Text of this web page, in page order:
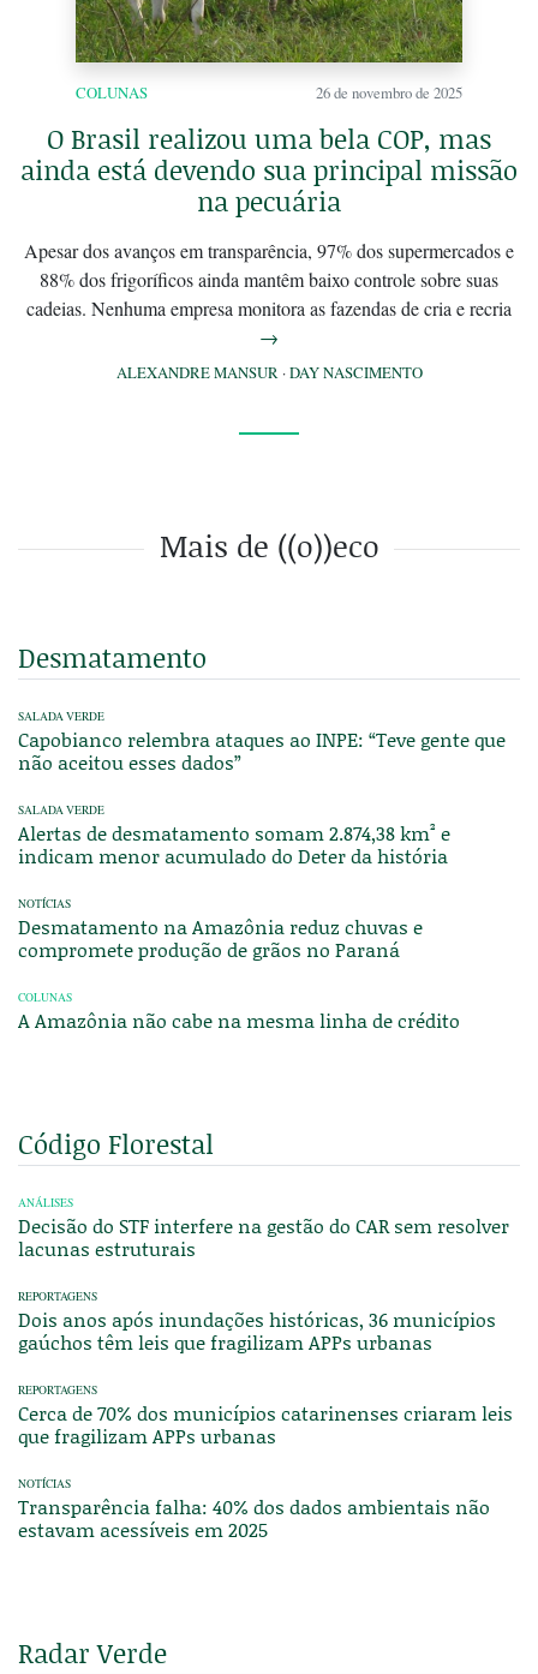
COLUNAS 26 de novembro de 2025
O Brasil realizou uma bela COP, mas
ainda está devendo sua principal missão
na pecuária
Apesar dos avanços em transparência, 97% dos supermercados e
88% dos frigoríficos ainda mantêm baixo controle sobre suas
cadeias. Nenhuma empresa monitora as fazendas de cria e recria
→
ALEXANDRE MANSUR·DAY NASCIMENTO
Mais de ((o))eco
Desmatamento
SALADA VERDE
Capobianco relembra ataques ao INPE: “Teve gente que
não aceitou esses dados”
SALADA VERDE
Alertas de desmatamento somam 2.874,38 km² e
indicam menor acumulado do Deter da história
NOTÍCIAS
Desmatamento na Amazônia reduz chuvas e
compromete produção de grãos no Paraná
COLUNAS
A Amazônia não cabe na mesma linha de crédito
Código Florestal
ANÁLISES
Decisão do STF interfere na gestão do CAR sem resolver
lacunas estruturais
REPORTAGENS
Dois anos após inundações históricas, 36 municípios
gaúchos têm leis que fragilizam APPs urbanas
REPORTAGENS
Cerca de 70% dos municípios catarinenses criaram leis
que fragilizam APPs urbanas
NOTÍCIAS
Transparência falha: 40% dos dados ambientais não
estavam acessíveis em 2025
Radar Verde